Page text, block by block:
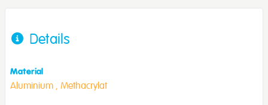
Details
Material
Aluminium , Methacrylat